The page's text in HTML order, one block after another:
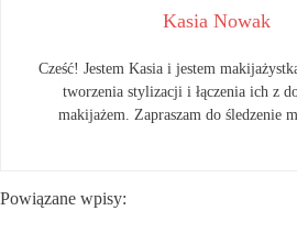
Kasia Nowak
Cześć! Jestem Kasia i jestem
tworzenia stylizacji i łączenia ich z
makijażem. Zapraszam do śledzenie
Powiązane wpisy: